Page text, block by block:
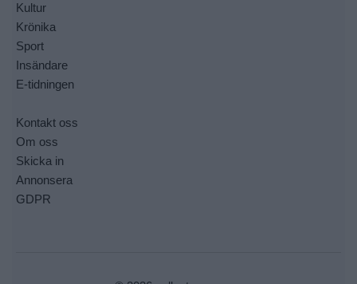
Kultur
Krönika
Sport
Insändare
E-tidningen
Kontakt oss
Om oss
Skicka in
Annonsera
GDPR